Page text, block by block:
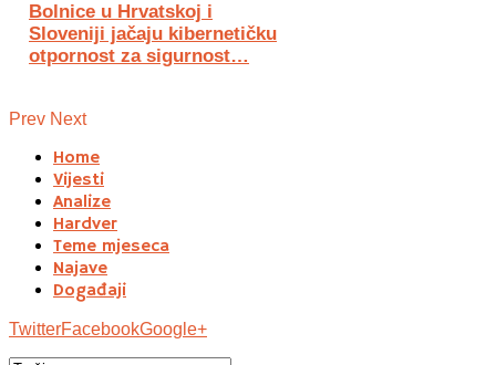
Bolnice u Hrvatskoj i
Sloveniji jačaju kibernetičku
otpornost za sigurnost…
Prev Next
Home
Vijesti
Analize
Hardver
Teme mjeseca
Najave
Događaji
TwitterFacebookGoogle+